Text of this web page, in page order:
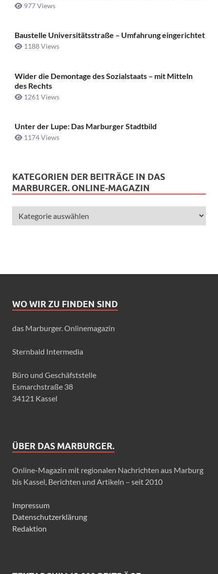
977 Views
Baustelle Universitätsstraße ­– Umfahrung eingerichtet
1188 Views
Wider die Demontage des Sozialstaats – mit Mitteln
des Rechts
1261 Views
Unter der Lupe: Das Marburger Stadtbild
1174 Views
KATEGORIEN DER BEITRÄGE IN DAS
MARBURGER. ONLINE-MAGAZIN
WO WIR ZU FINDEN SIND
das Marburger. Onlinemagazin
Sternbald Intermedia
Büro und Geschäfststelle
Esmarchstraße 38
34121 Kassel
ÜBER DAS MARBURGER.
Online-Magazin mit regionalen Nachrichten aus Marburg
bis Kassel, Berichten und Artikeln – seit 2010
Impressum
Datenschutzerklärung
Redaktion